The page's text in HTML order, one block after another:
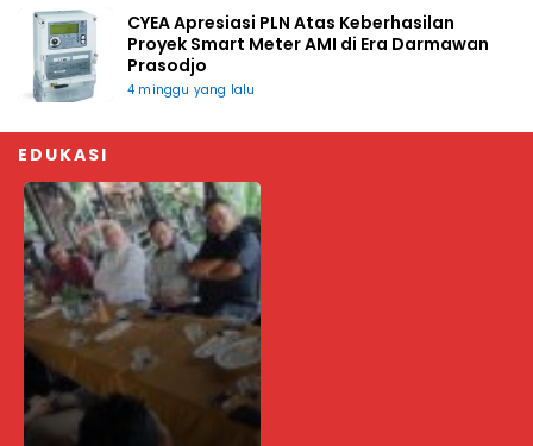
CYEA Apresiasi PLN Atas Keberhasilan
Proyek Smart Meter AMI di Era Darmawan
Prasodjo
4 minggu yang lalu
EDUKASI